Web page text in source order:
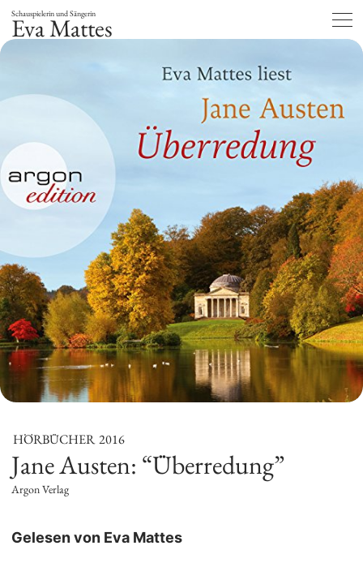
Schauspielerin und Sängerin
Eva Mattes
HÖRBÜCHER 2016
Jane Austen: “Überredung”
Argon Verlag
Gelesen von Eva Mattes